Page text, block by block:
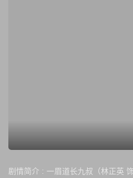
剧情简介 : 一眉道长九叔（林正英 饰）擅长降妖除怪